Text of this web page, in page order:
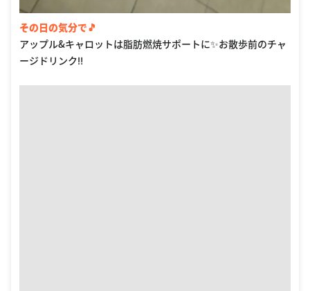
その日の気分で🎵
アップル&キャロットは脂肪燃焼サポートに✨お散歩前のチャ
ージドリンク‼